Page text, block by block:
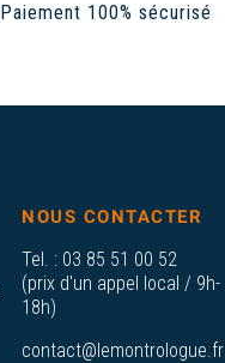
Paiement 100% sécurisé
NOUS CONTACTER
Tel. : 03 85 51 00 52
(prix d'un appel local / 9h-
18h)
contact@lemontrologue.fr